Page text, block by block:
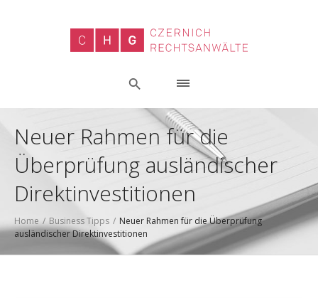
Neuer Rahmen für die
Überprüfung ausländischer
Direktinvestitionen
Home / Business Tipps / Neuer Rahmen für die Überprüfung
ausländischer Direktinvestitionen